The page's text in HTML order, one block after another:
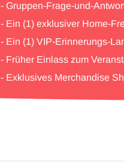
- Gruppen-Frage-und-
- Ein (1) exklusiver Home-
- Ein (1) VIP-Erinnerungs-
- Früher Einlass zum
- Exklusives Merchandise